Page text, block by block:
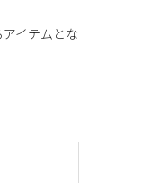
イテムとな